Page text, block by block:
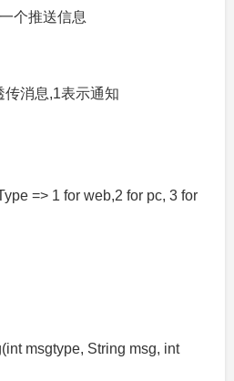
个推送信息
传消息,1表示通知
=> 1 for web,2 for pc, 3 for
msgtype, String msg, int